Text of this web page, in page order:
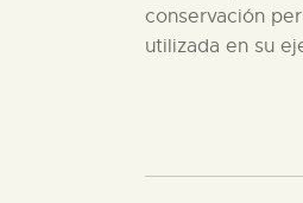
conservación
utilizada en su